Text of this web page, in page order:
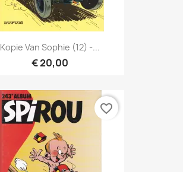
Kopie Van Sophie (12) -...
€ 20,00
favorite_border